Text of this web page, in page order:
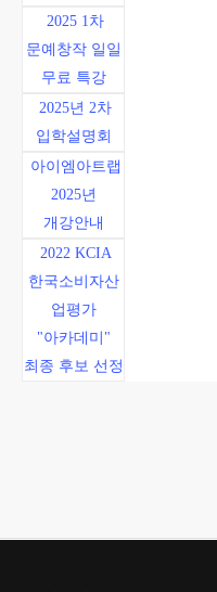
2025 1차
문예창작 일일
무료 특강
2025년 2차
입학설명회
아이엠아트랩
2025년
개강안내
2022 KCIA
한국소비자산
업평가
"아카데미"
최종 후보 선정